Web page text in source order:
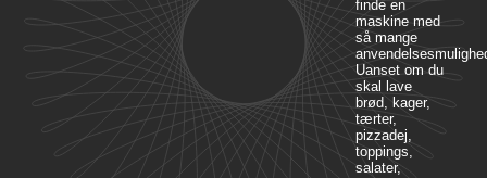
finde en
maskine med
så mange
Uanset om du
skal lave
brød, kager,
tærter,
pizzadej,
toppings,
salater,